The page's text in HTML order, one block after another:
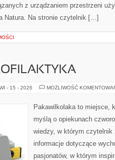
z urządzaniem przestrzeni
Natura. Na stronie czytelnik […]
- 15 - 2026 MOŻLIWOŚĆ
Pakawilkolaka to miejsce,
myślą o opiekunach
wiedzy, w którym czytelnik
informacje dotyczące
pasjonatów, w którym